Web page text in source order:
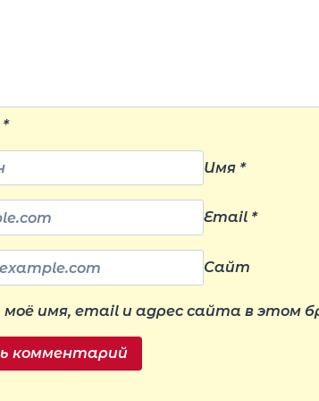
*
Имя *
Email *
Сайт
имя, email и адрес сайта в этом